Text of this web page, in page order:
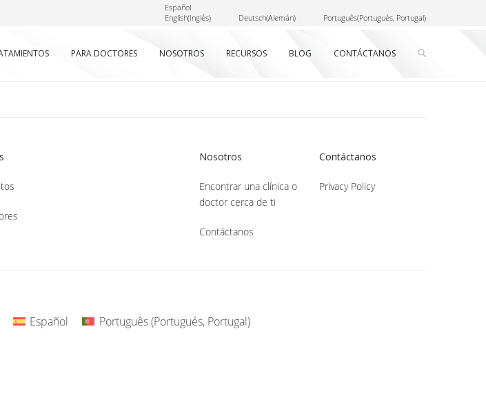
Español
English(Inglés) Deutsch(Alemán) Português(Portugués, Portugal)
PARA DOCTORES NOSOTROS RECURSOS BLOG CONTÁCTANOS
Nosotros
Encontrar una clínica o
doctor cerca de ti
Contáctanos
Contáctanos
Privacy Policy
Español Português(Portugués, Portugal)